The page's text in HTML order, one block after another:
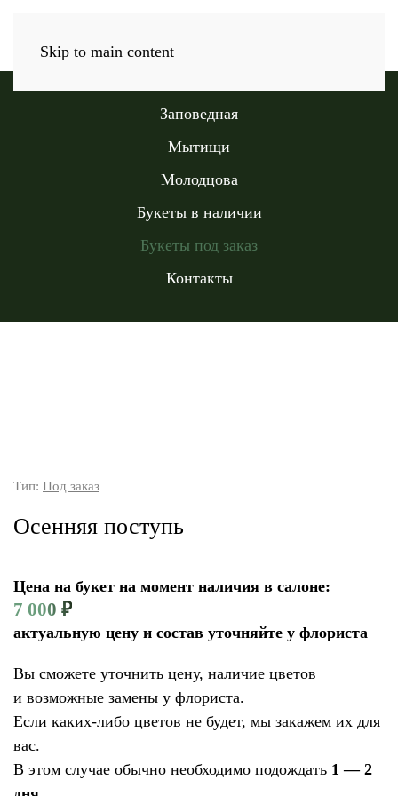
Skip to main content
Заповедная
Мытищи
Молодцова
Букеты в наличии
Букеты под заказ
Контакты
Тип: Под заказ
Осенняя поступь
Цена на букет на момент наличия в салоне:
7 000 ₽
актуальную цену и состав уточняйте у флориста
Вы сможете уточнить цену, наличие цветов
и возможные замены у флориста.
Если каких-либо цветов не будет, мы закажем их для
вас.
В этом случае обычно необходимо подождать 1 — 2